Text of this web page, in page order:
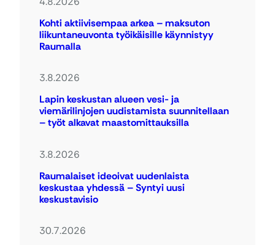
Kohti aktiivisempaa arkea – maksuton
liikuntaneuvonta työikäisille käynnistyy
Raumalla
3.8.2026
Lapin keskustan alueen vesi- ja
viemärilinjojen uudistamista suunnitellaan
– työt alkavat maastomittauksilla
3.8.2026
Raumalaiset ideoivat uudenlaista
keskustaa yhdessä – Syntyi uusi
keskustavisio
30.7.2026